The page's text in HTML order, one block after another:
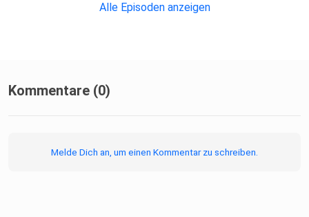
Alle Episoden anzeigen
Kommentare (0)
Melde Dich an, um einen Kommentar zu schreiben.